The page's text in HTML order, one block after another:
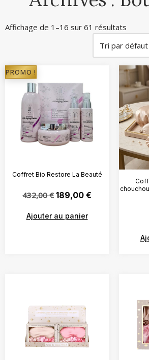
Affichage de 1–16 sur 61 résultats
PROMO !
Coffret Bio Restore La Beauté
432,00€ 189,00 €
Ajouter au panier